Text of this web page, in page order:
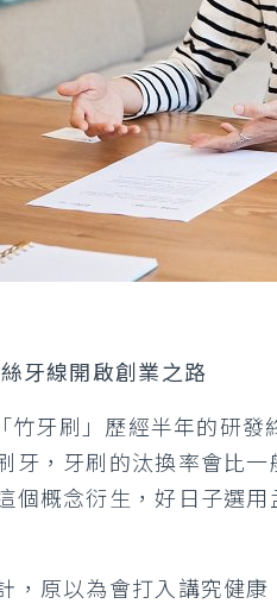
牙線開啟創業之路
竹牙刷」歷經半年的研
牙，牙刷的汰換率會比
個概念衍生，好日子選
，原以為會打入講究健